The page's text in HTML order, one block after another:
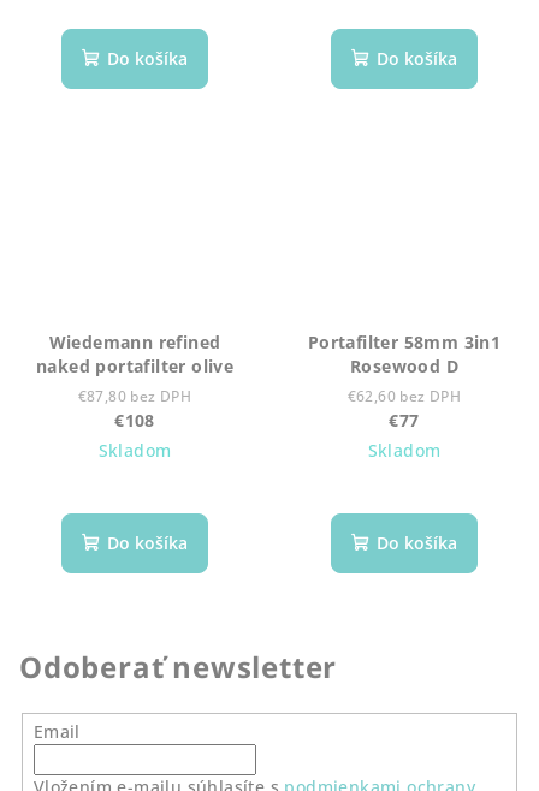
Do košíka Do košíka
Wiedemann refined
naked portafilter olive
€87,80 bez DPH
€108
Skladom
Do košíka
Portafilter 58mm 3in1
Rosewood D
€62,60 bez DPH
€77
Skladom
Do košíka
Odoberať newsletter
Email
Vložením e-mailu súhlasíte s podmienkami ochrany